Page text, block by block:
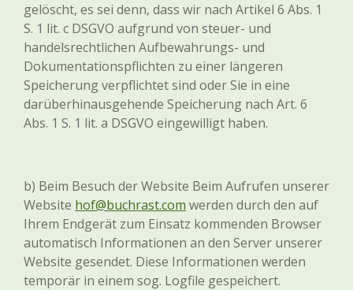
gelöscht, es sei denn, dass wir nach Artikel 6 Abs. 1
S. 1 lit. c DSGVO aufgrund von steuer- und
handelsrechtlichen Aufbewahrungs- und
Dokumentationspflichten zu einer längeren
Speicherung verpflichtet sind oder Sie in eine
darüberhinausgehende Speicherung nach Art. 6
Abs. 1 S. 1 lit. a DSGVO eingewilligt haben.
b) Beim Besuch der Website Beim Aufrufen unserer
Website hof@buchrast.com werden durch den auf
Ihrem Endgerät zum Einsatz kommenden Browser
automatisch Informationen an den Server unserer
Website gesendet. Diese Informationen werden
temporär in einem sog. Logfile gespeichert.